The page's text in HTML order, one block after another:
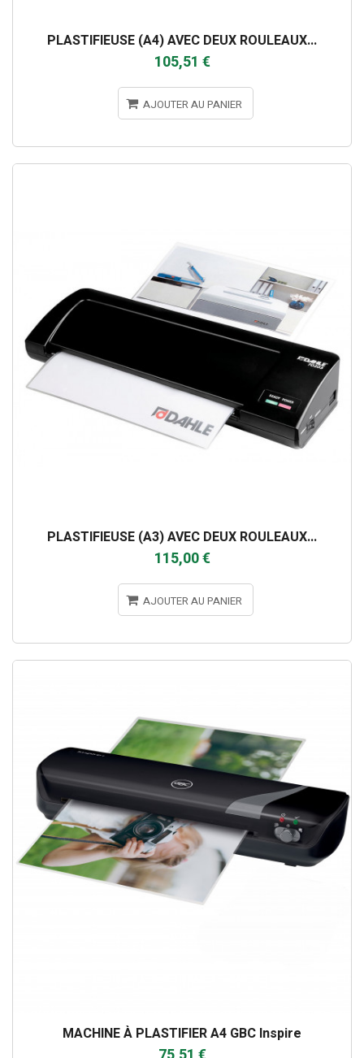
PLASTIFIEUSE (A4) AVEC DEUX ROULEAUX...
105,51 €
AJOUTER AU PANIER
PLASTIFIEUSE (A3) AVEC DEUX ROULEAUX...
115,00 €
AJOUTER AU PANIER
MACHINE À PLASTIFIER A4 GBC Inspire